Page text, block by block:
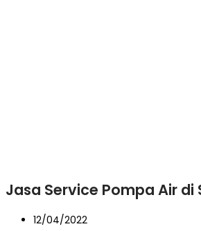
Jasa Service Pompa Air
12/04/2022